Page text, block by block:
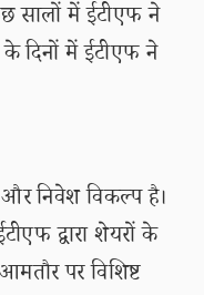
सालों में ईटीएफ ने
के दिनों में ईटीएफ ने
निवेश विकल्प है।
द्वारा शेयरों के
पर विशिष्ट